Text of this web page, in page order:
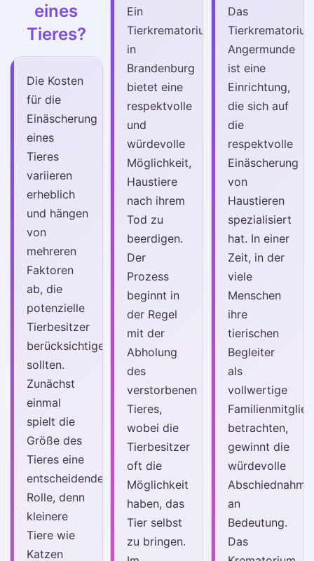
eines
Tieres?
Die Kosten
für die
Einäscherung
eines
Tieres
variieren
erheblich
und hängen
von
mehreren
Faktoren
ab, die
potenzielle
Tierbesitzer
berücksichtigen
sollten.
Zunächst
einmal
spielt die
Größe des
Tieres eine
entscheidende
Rolle, denn
kleinere
Tiere wie
Katzen
Ein
Tierkrematorium
in
Brandenburg
bietet eine
respektvolle
und
würdevolle
Möglichkeit,
Haustiere
nach ihrem
Tod zu
beerdigen.
Der
Prozess
beginnt in
der Regel
mit der
Abholung
des
verstorbenen
Tieres,
wobei die
Tierbesitzer
oft die
Möglichkeit
haben, das
Tier selbst
zu bringen.
Das
Angermunde
ist eine
Einrichtung,
die sich auf
die
respektvolle
Einäscherung
von
Haustieren
spezialisiert
hat. In einer
Zeit, in der
viele
Menschen
ihre
tierischen
Begleiter
als
vollwertige
betrachten,
gewinnt die
würdevolle
Abschiednahme
an
Bedeutung.
Das